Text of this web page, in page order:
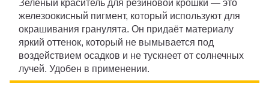
Чебоксары
Зелёный краситель для резиновой крошки — это
железоокисный пигмент, который используют для
окрашивания гранулята. Он придаёт материалу
яркий оттенок, который не вымывается под
воздействием осадков и не тускнеет от солнечных
лучей. Удобен в применении.